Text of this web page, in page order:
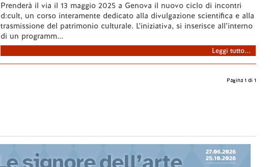
Prenderà il via il 13 maggio 2025 a Genova il nuovo ciclo di incontri
d:cult, un corso interamente dedicato alla divulgazione scientifica e alla
trasmissione del patrimonio culturale. L'iniziativa, si inserisce all’interno
di un programm...
Leggi tutto...
Pagina 1 di 1